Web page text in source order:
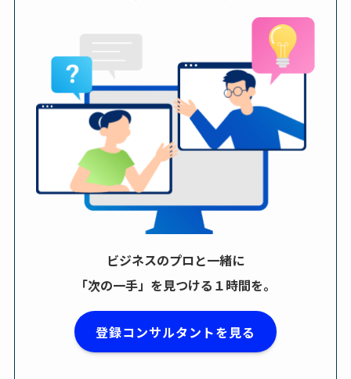
ビジネスのプロと一緒に
「次の一手」を見つける１時間を。
登録コンサルタントを見る